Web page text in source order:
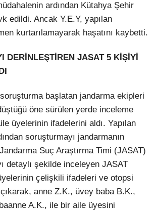
ardından Kütahya Şehir
edildi. Ancak Y.E.Y, yapılan
kurtarılamayarak haşatını kaybetti.
DERİNLEŞTİREN JASAT 5 KİŞİYİ
soruşturma başlatan jandarma ekipleri
öne sürülen yerde inceleme
üyelerinin ifadelerini aldı. Yapılan
soruşturmayı jandarmanın
Suç Araştırma Timi (JASAT)
detaylı şekilde inceleyen JASAT
çelişkili ifadeleri ve otopsi
anne Z.K., üvey baba B.K.,
A.K., ile bir aile üyesini